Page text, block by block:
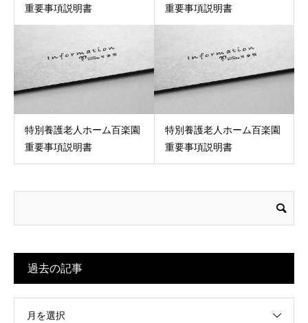
重要事項説明書
重要事項説明書
特別養護老人ホーム百楽園
重要事項説明書
特別養護老人ホーム百楽園
重要事項説明書
過去の記事
月を選択